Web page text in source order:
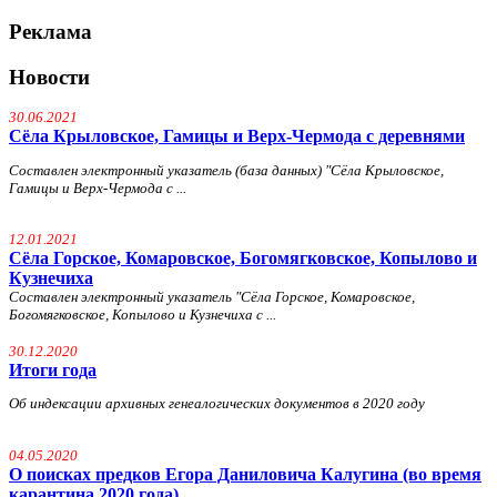
Реклама
Новости
30.06.2021
Сёла Крыловское, Гамицы и Верх-Чермода с деревнями
Составлен электронный указатель (база данных) "Сёла Крыловское,
Гамицы и Верх-Чермода с ...
12.01.2021
Сёла Горское, Комаровское, Богомягковское, Копылово и
Кузнечиха
Составлен электронный указатель "Сёла Горское, Комаровское,
Богомягковское, Копылово и Кузнечиха с ...
30.12.2020
Итоги года
Об индексации архивных генеалогических документов в 2020 году
04.05.2020
О поисках предков Егора Даниловича Калугина (во время